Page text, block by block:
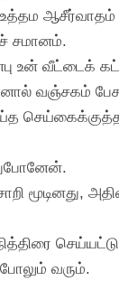
ஆசீர்வாதம்
சமானம்.
உன் வீட்டைக்
வஞ்சகம்
அதின்
வரும்.